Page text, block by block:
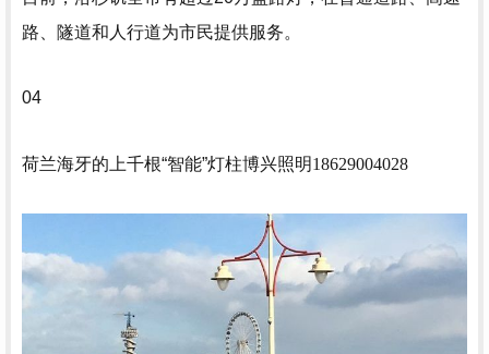
路、隧道和人行道为市民提供服务。
04
荷兰海牙的上千根“智能”灯柱博兴照明18629004028